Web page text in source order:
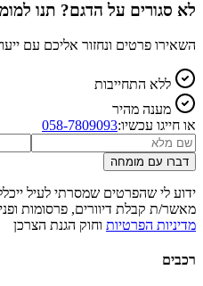
לא סגורים על הדגם? תנו
השאירו פרטים ונחזור אליכם עם
ללא התחייבות
מענה מהיר
או חייגו עכשיו:058-7809093
דברו עם מומחה
ידוע לי שהפרטים שמסרתי לעיל
מאשר/ת קבלת דיוורים, פרסומות
מדיניות הפרטיות וחוק הגנת הצרכן
רכבים